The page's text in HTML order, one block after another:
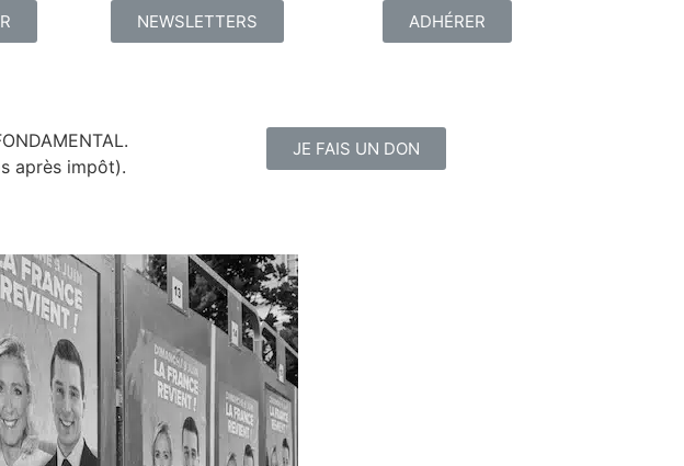
NEWSLETTERS ADHÉRER
après impôt).
JE FAIS UN DON